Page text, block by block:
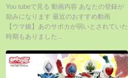
をお見せします
You tubeで見る 動画内容 あなたの登録が
励みになります 最近のおすすめ動画
【ウマ娘】あのサポカが弱いとされていた
時期もありました...